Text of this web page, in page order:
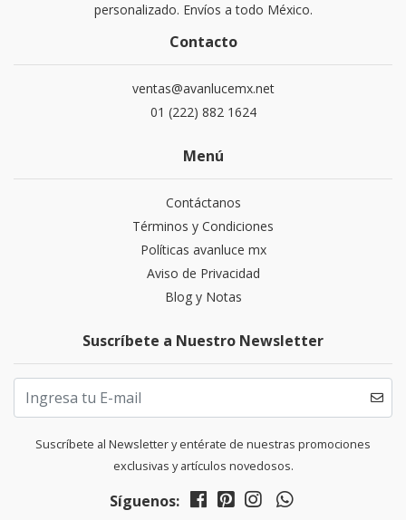
personalizado. Envíos a todo México.
Contacto
ventas@avanlucemx.net
01 (222) 882 1624
Menú
Contáctanos
Términos y Condiciones
Políticas avanluce mx
Aviso de Privacidad
Blog y Notas
Suscríbete a Nuestro Newsletter
Suscríbete al Newsletter y entérate de nuestras promociones
exclusivas y artículos novedosos.
Síguenos: